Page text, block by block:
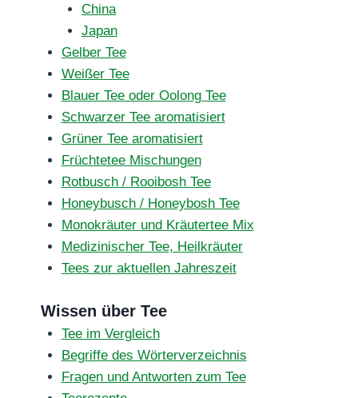
China
Japan
Gelber Tee
Weißer Tee
Blauer Tee oder Oolong Tee
Schwarzer Tee aromatisiert
Grüner Tee aromatisiert
Früchtetee Mischungen
Rotbusch / Rooibosh Tee
Honeybusch / Honeybosh Tee
Monokräuter und Kräutertee Mix
Medizinischer Tee, Heilkräuter
Tees zur aktuellen Jahreszeit
Wissen über Tee
Tee im Vergleich
Begriffe des Wörterverzeichnis
Fragen und Antworten zum Tee